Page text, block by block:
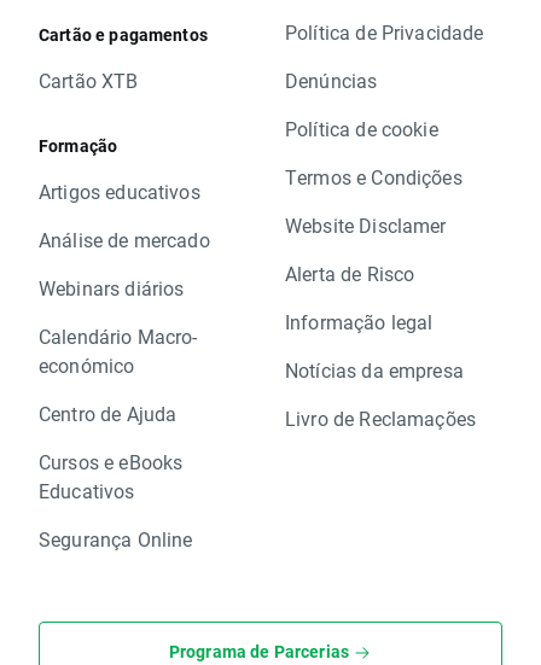
Cartão e pagamentos
Cartão XTB
Formação
Artigos educativos
Análise de mercado
Webinars diários
Calendário Macro-
económico
Centro de Ajuda
Cursos e eBooks
Educativos
Segurança Online
Política de Privacidade
Denúncias
Política de cookie
Termos e Condições
Website Disclamer
Alerta de Risco
Informação legal
Notícias da empresa
Livro de Reclamações
Programa de Parcerias